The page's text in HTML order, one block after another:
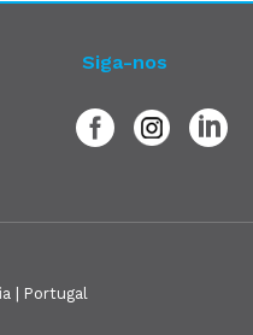
Siga-nos
| Portugal